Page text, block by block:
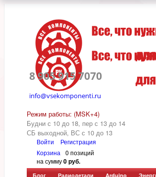
8 905 915 7070
info@vsekomponenti.ru
Режим работы: (MSK+4)
Будни с 10 до 18, пер с 13 до 14
СБ выходной, ВС с 10 до 13
Войти
Регистрация
Корзина
0 позиций
на сумму0 руб.
Блог Радиодетали Arduino